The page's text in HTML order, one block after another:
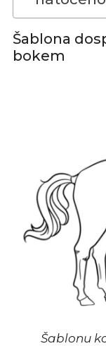
Šablona
bokem
Šablonu